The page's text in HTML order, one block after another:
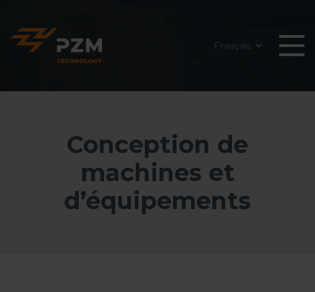
Conception de
machines et
d’équipements